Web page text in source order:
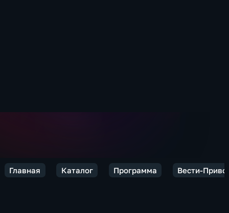
Главная Каталог Программа Вести-